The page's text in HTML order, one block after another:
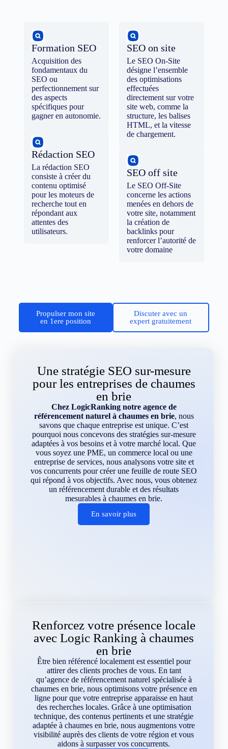
Formation SEO
Acquisition des
fondamentaux du
SEO ou
perfectionnement sur
des aspects
spécifiques pour
gagner en autonomie.
Rédaction SEO
La rédaction SEO
consiste à créer du
contenu optimisé
pour les moteurs de
recherche tout en
répondant aux
attentes des
utilisateurs.
SEO on site
Le SEO On-Site
désigne l’ensemble
des optimisations
effectuées
directement sur votre
site web, comme la
structure, les balises
HTML, et la vitesse
de chargement.
SEO off site
Le SEO Off-Site
concerne les actions
menées en dehors de
votre site, notamment
la création de
backlinks pour
renforcer l’autorité de
votre domaine
Propulser mon site
en 1ere position
Discuter avec un
expert gratuitement
Une stratégie SEO sur-mesure
pour les entreprises de chaumes
en brie
Chez LogicRanking notre agence de
référencement naturel à chaumes en brie, nous
savons que chaque entreprise est unique. C’est
pourquoi nous concevons des stratégies sur-mesure
adaptées à vos besoins et à votre marché local. Que
vous soyez une PME, un commerce local ou une
entreprise de services, nous analysons votre site et
vos concurrents pour créer une feuille de route SEO
qui répond à vos objectifs. Avec nous, vous obtenez
un référencement durable et des résultats
mesurables à chaumes en brie.
En savoir plus
Renforcez votre présence locale
avec Logic Ranking à chaumes
en brie
Être bien référencé localement est essentiel pour
attirer des clients proches de vous. En tant
qu’agence de référencement naturel spécialisée à
chaumes en brie, nous optimisons votre présence en
ligne pour que votre entreprise apparaisse en haut
des recherches locales. Grâce à une optimisation
technique, des contenus pertinents et une stratégie
adaptée à chaumes en brie, nous augmentons votre
visibilité auprès des clients de votre région et vous
aidons à surpasser vos concurrents.